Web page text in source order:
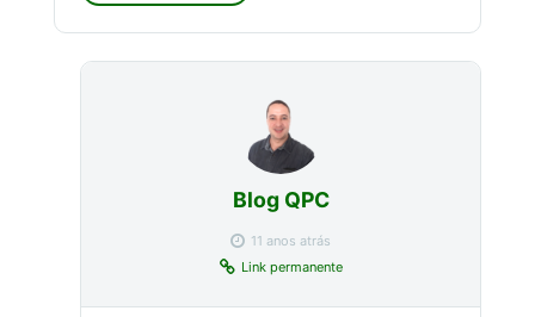
Blog QPC
11 anos atrás
Link permanente